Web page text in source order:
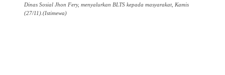
Dinas Sosial Jhon Fery, menyalurkan BLTS kepada masyarakat, Kamis
(27/11).(Istimewa)